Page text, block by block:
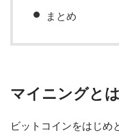
まとめ
マイニングとは
ビットコインをはじめ